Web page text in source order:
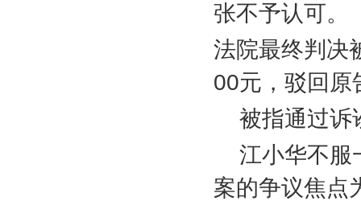
张不予认可。
法院最终判决
00元，驳回原
被指通过诉
江小华不服
案的争议焦点